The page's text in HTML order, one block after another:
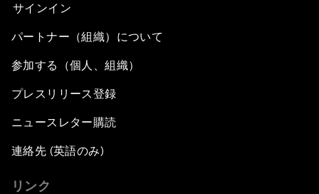
サインイン
パートナー（組織）について
参加する（個人、組織）
プレスリリース登録
ニュースレター購読
連絡先 (英語のみ)
リンク